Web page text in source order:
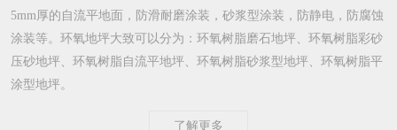
5mm厚的自流平地面，防滑耐磨涂装，砂浆型涂装，防静电，防腐蚀
涂装等。环氧地坪大致可以分为：环氧树脂磨石地坪、环氧树脂彩砂
压砂地坪、环氧树脂自流平地坪、环氧树脂砂浆型地坪、环氧树脂平
涂型地坪。
了解更多